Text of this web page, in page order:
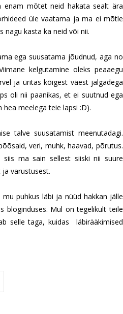
enam mõtet neid hakata sealt ära
üle vaatama ja ma ei mõtle
nagu kasta ka neid või nii.
ega suusatama jõudnud, aga no
kelgutamine oleks peaaegu
ja üritas kõigest väest jalgadega
oli nii paanikas, et ei suutnud ega
meelega teie lapsi :D).
talve suusatamist meenutadagi.
veri, muhk, haavad, põrutus.
ma sain sellest siiski nii suure
varustusest.
puhkus läbi ja nüüd hakkan jälle
bloginduses. Mul on tegelikult teile
selle taga, kuidas läbirääkimised